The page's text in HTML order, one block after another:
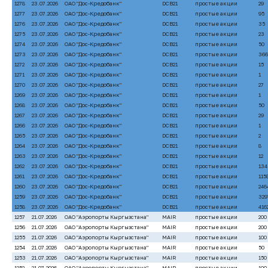
1278
23.07.2026 ОАО "Дос-Кредобанк" DCB21 простые акции
29
1277
23.07.2026 ОАО "Дос-Кредобанк" DCB21 простые акции
95
1276
23.07.2026 ОАО "Дос-Кредобанк" DCB21 простые акции
35
1275
23.07.2026 ОАО "Дос-Кредобанк" DCB21 простые акции
23
1274
23.07.2026 ОАО "Дос-Кредобанк" DCB21 простые акции
50
1273
23.07.2026 ОАО "Дос-Кредобанк" DCB21 простые акции
1272
23.07.2026 ОАО "Дос-Кредобанк" DCB21 простые акции
15
1271
23.07.2026 ОАО "Дос-Кредобанк" DCB21 простые акции
1
1270
23.07.2026 ОАО "Дос-Кредобанк" DCB21 простые акции
27
1269
23.07.2026 ОАО "Дос-Кредобанк" DCB21 простые акции
1
1268
23.07.2026 ОАО "Дос-Кредобанк" DCB21 простые акции
50
1267
23.07.2026 ОАО "Дос-Кредобанк" DCB21 простые акции
29
1266
23.07.2026 ОАО "Дос-Кредобанк" DCB21 простые акции
1
1265
23.07.2026 ОАО "Дос-Кредобанк" DCB21 простые акции
2
1264
23.07.2026 ОАО "Дос-Кредобанк" DCB21 простые акции
8
1263
23.07.2026 ОАО "Дос-Кредобанк" DCB21 простые акции
12
1262
23.07.2026 ОАО "Дос-Кредобанк" DCB21 простые акции
134
1261
23.07.2026 ОАО "Дос-Кредобанк" DCB21 простые акции
1260
23.07.2026 ОАО "Дос-Кредобанк" DCB21 простые акции
1259
23.07.2026 ОАО "Дос-Кредобанк" DCB21 простые акции
1258
23.07.2026 ОАО "Дос-Кредобанк" DCB21 простые акции
1257
21.07.2026 ОАО "Аэропорты Кыргызстана" MAIR простые акции
200
1256
21.07.2026 ОАО "Аэропорты Кыргызстана" MAIR простые акции
200
1255
21.07.2026 ОАО "Аэропорты Кыргызстана" MAIR простые акции
100
1254
21.07.2026 ОАО "Аэропорты Кыргызстана" MAIR простые акции
50
1253
21.07.2026 ОАО "Аэропорты Кыргызстана" MAIR простые акции
150